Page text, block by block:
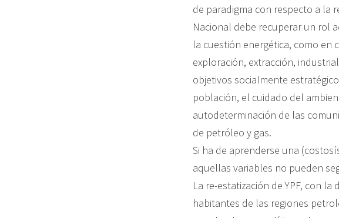
de paradigma con respecto a la
Nacional debe recuperar un rol
la cuestión energética, como en
exploración, extracción,
objetivos socialmente
población, el cuidado del
autodeterminación de las
de petróleo y gas.
Si ha de aprenderse una
aquellas variables no pueden
La re-estatización de YPF, con
habitantes de las regiones